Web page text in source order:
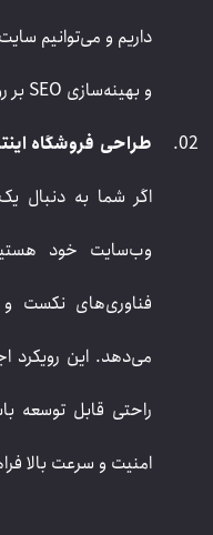
داریم و می‌توانیم
و بهینه‌سازی SEO بر روی این پلتفرم ایجاد کنیم.
طراحی فروشگاه
اگر شما به دنبال
وب‌سایت خود
فناوری‌های نکست
می‌دهد. این رویکرد
راحتی قابل توسعه
امنیت و سرعت بالا